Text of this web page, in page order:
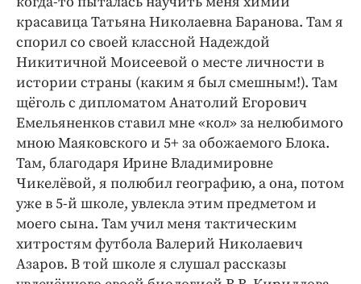
красавица Татьяна Николаевна Баранова. Там я
спорил со своей классной Надеждой
Никитичной Моисеевой о месте личности в
истории страны (каким я был смешным!). Там
щёголь с дипломатом Анатолий Егорович
Емельяненков ставил мне «кол» за нелюбимого
мною Маяковского и 5+ за обожаемого Блока.
Там, благодаря Ирине Владимировне
Чикелёвой, я полюбил географию, а она, потом
уже в 5-й школе, увлекла этим предметом и
моего сына. Там учил меня тактическим
хитростям футбола Валерий Николаевич
Азаров. В той школе я слушал рассказы